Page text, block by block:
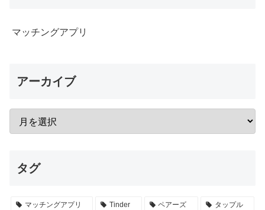
マッチングアプリ
アーカイブ
タグ
マッチングアプリ Tinder ペアーズ タップル